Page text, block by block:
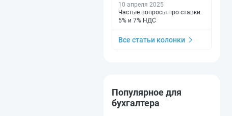
10 апреля 2025
Частые вопросы про ставки
5% и 7% НДС
Все статьи колонки
Популярное для
бухгалтера